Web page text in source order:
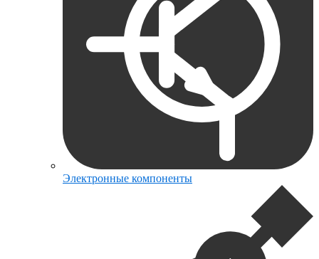
Электронные компоненты